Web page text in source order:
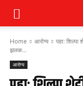
Home आरोग्य
पहा: शिल्पा
झलक...
आरोग्य